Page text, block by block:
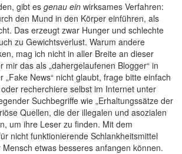
gibt es genau ein wirksames Verfahren:
den Mund in den Körper einführen, als
Das erzeugt zwar Hunger und schlechte
zu Gewichtsverlust. Warum andere
mag ich nicht in aller Breite an dieser
mir das als „dahergelaufenen Blogger“ in
„Fake News“ nicht glaubt, frage bitte einfach
recherchiere selbst im Internet unter
Suchbegriffe wie „Erhaltungssätze der
Quellen, die der illegalen und asozialen
um ihre Leser zu finden. Mit dem
nicht funktionierende Schlankheitsmittel
etwas besseres anfangen können.